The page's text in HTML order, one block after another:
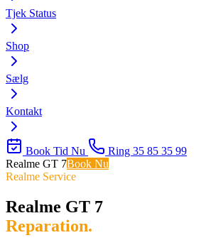
Tjek Status
Shop
Sælg
Kontakt
Book Tid Nu
Ring 35 85 35 99
Realme GT 7Book Nu
Realme Service
Realme GT 7
Reparation.